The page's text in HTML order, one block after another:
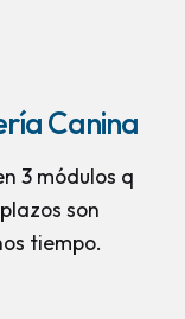
Canina
3 módulos q
son
tiempo.